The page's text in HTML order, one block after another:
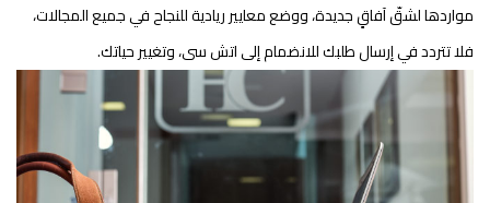
مواردها لشقّ آفاقٍ جديدة، ووضع معايير ريادية للنجاح في جميع المجالات،
فلا تتردد في إرسال طلبك للانضمام إلى اتش سى، وتغيير حياتك.